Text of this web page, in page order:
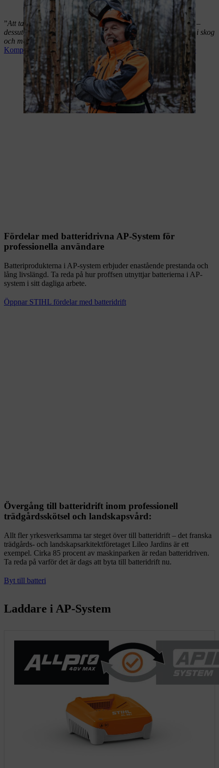
Martin Nolte, skogsmästare, Landesbetrieb Wald + Holz
”Att ta steget över från bensin- till batteridrift är inga problem –
dessutom innebär det fördelar för de som uppskattar att vistas i skog
och mark. ”
Kompromisslöst underhåll av unga trädbestånd – Martin Nolte
Fördelar med batteridrivna AP-System för
professionella användare
Batteriprodukterna i AP-system erbjuder enastående prestanda och
lång livslängd. Ta reda på hur proffsen utnyttjar batterierna i AP-
system i sitt dagliga arbete.
Öppnar STIHL fördelar med batteridrift
Övergång till batteridrift inom professionell
trädgårdsskötsel och landskapsvård:
Allt fler yrkesverksamma tar steget över till batteridrift – det franska
trädgårds- och landskapsarkitektföretaget Lileo Jardins är ett
exempel. Cirka 85 procent av maskinparken är redan batteridriven.
Ta reda på varför det är dags att byta till batteridrift nu.
Byt till batteri
Laddare i AP-System